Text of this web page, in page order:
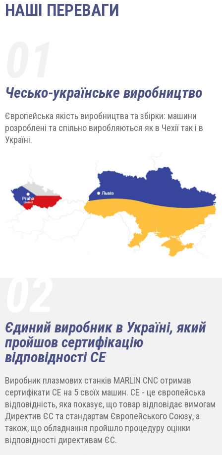
НАШІ ПЕРЕВАГИ
Чесько-українське виробництво
Європейська якість виробництва та збірки: машини
розроблені та спільно виробляються як в Чехії так і в
Україні.
Єдиний виробник в Україні, який
пройшов сертифікацію
відповідності СЕ
Виробник плазмових станків MARLIN CNC отримав
сертифікати СЕ на 5 своїх машин. СЕ - це європейська
відповідність, яка показує, що товар відповідає вимогам
Директив ЄС та стандартам Європейського Союзу, а
також, що обладнання пройшло процедуру оцінки
відповідності директивам ЄС.